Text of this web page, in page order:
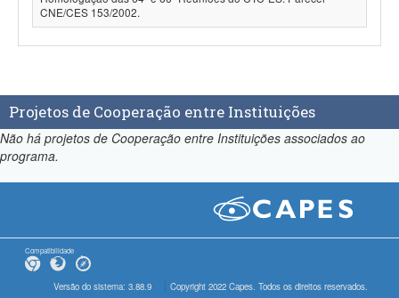
CNE/CES 153/2002.
Projetos de Cooperação entre Instituições
Não há projetos de Cooperação entre Instituições associados ao
programa.
Compatibilidade
Versão do sistema: 3.88.9 Copyright 2022 Capes. Todos os direitos reservados.